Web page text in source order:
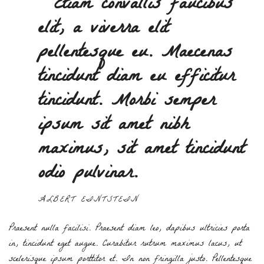
elit, a viverra elit
pellentesque eu. Maecenas
tincidunt diam eu efficitur
tincidunt. Morbi semper
ipsum sit amet nibh
maximus, sit amet tincidunt
odio pulvinar.
ALBERT EINTSTEIN
Praesent nulla facilisi. Praesent diam leo, dapibus ultricies porta
in, tincidunt eget augue. Curabitur rutrum maximus lacus, ut
scelerisque ipsum porttitor et. In non fringilla justo. Pellentesque